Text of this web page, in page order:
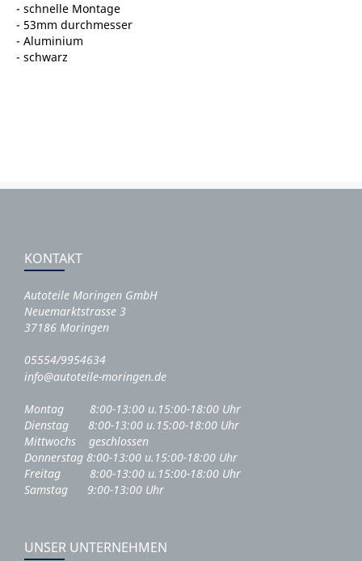
- schnelle Montage
- 53mm durchmesser
- Aluminium
- schwarz
KONTAKT
Autoteile Moringen GmbH
Neuemarktstrasse 3
37186 Moringen
05554/9954634
info@autoteile-moringen.de
Montag 8:00-13:00 u.15:00-18:00 Uhr
Dienstag 8:00-13:00 u.15:00-18:00 Uhr
Mittwochs geschlossen
Donnerstag 8:00-13:00 u.15:00-18:00 Uhr
Freitag 8:00-13:00 u.15:00-18:00 Uhr
Samstag 9:00-13:00 Uhr
UNSER UNTERNEHMEN